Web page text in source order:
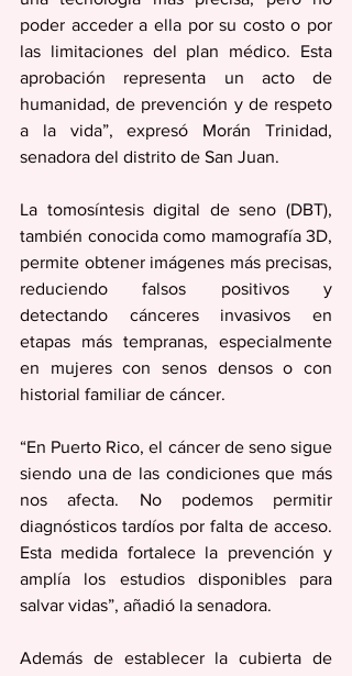
poder acceder a ella por su costo o por
las limitaciones del plan médico. Esta
aprobación representa un acto de
humanidad, de prevención y de respeto
a la vida”, expresó Morán Trinidad,
senadora del distrito de San Juan.
La tomosíntesis digital de seno (DBT),
también conocida como mamografía 3D,
permite obtener imágenes más precisas,
reduciendo falsos positivos y
detectando cánceres invasivos en
etapas más tempranas, especialmente
en mujeres con senos densos o con
historial familiar de cáncer.
“En Puerto Rico, el cáncer de seno sigue
siendo una de las condiciones que más
nos afecta. No podemos permitir
diagnósticos tardíos por falta de acceso.
Esta medida fortalece la prevención y
amplía los estudios disponibles para
salvar vidas”, añadió la senadora.
Además de establecer la cubierta de